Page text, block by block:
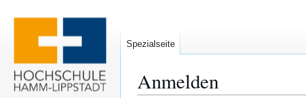
Anmelden
Spezialseite